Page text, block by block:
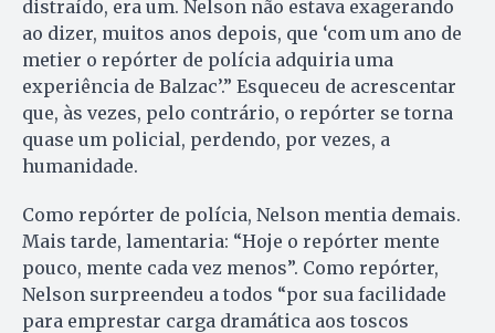
distraído, era um. Nelson não estava exagerando
ao dizer, muitos anos depois, que ‘com um ano de
metier o repórter de polícia adquiria uma
experiência de Balzac’.” Esqueceu de acrescentar
que, às vezes, pelo contrário, o repórter se torna
quase um policial, perdendo, por vezes, a
humanidade.
Como repórter de polícia, Nelson mentia demais.
Mais tarde, lamentaria: “Hoje o repórter mente
pouco, mente cada vez menos”. Como repórter,
Nelson surpreendeu a todos “por sua facilidade
para emprestar carga dramática aos toscos